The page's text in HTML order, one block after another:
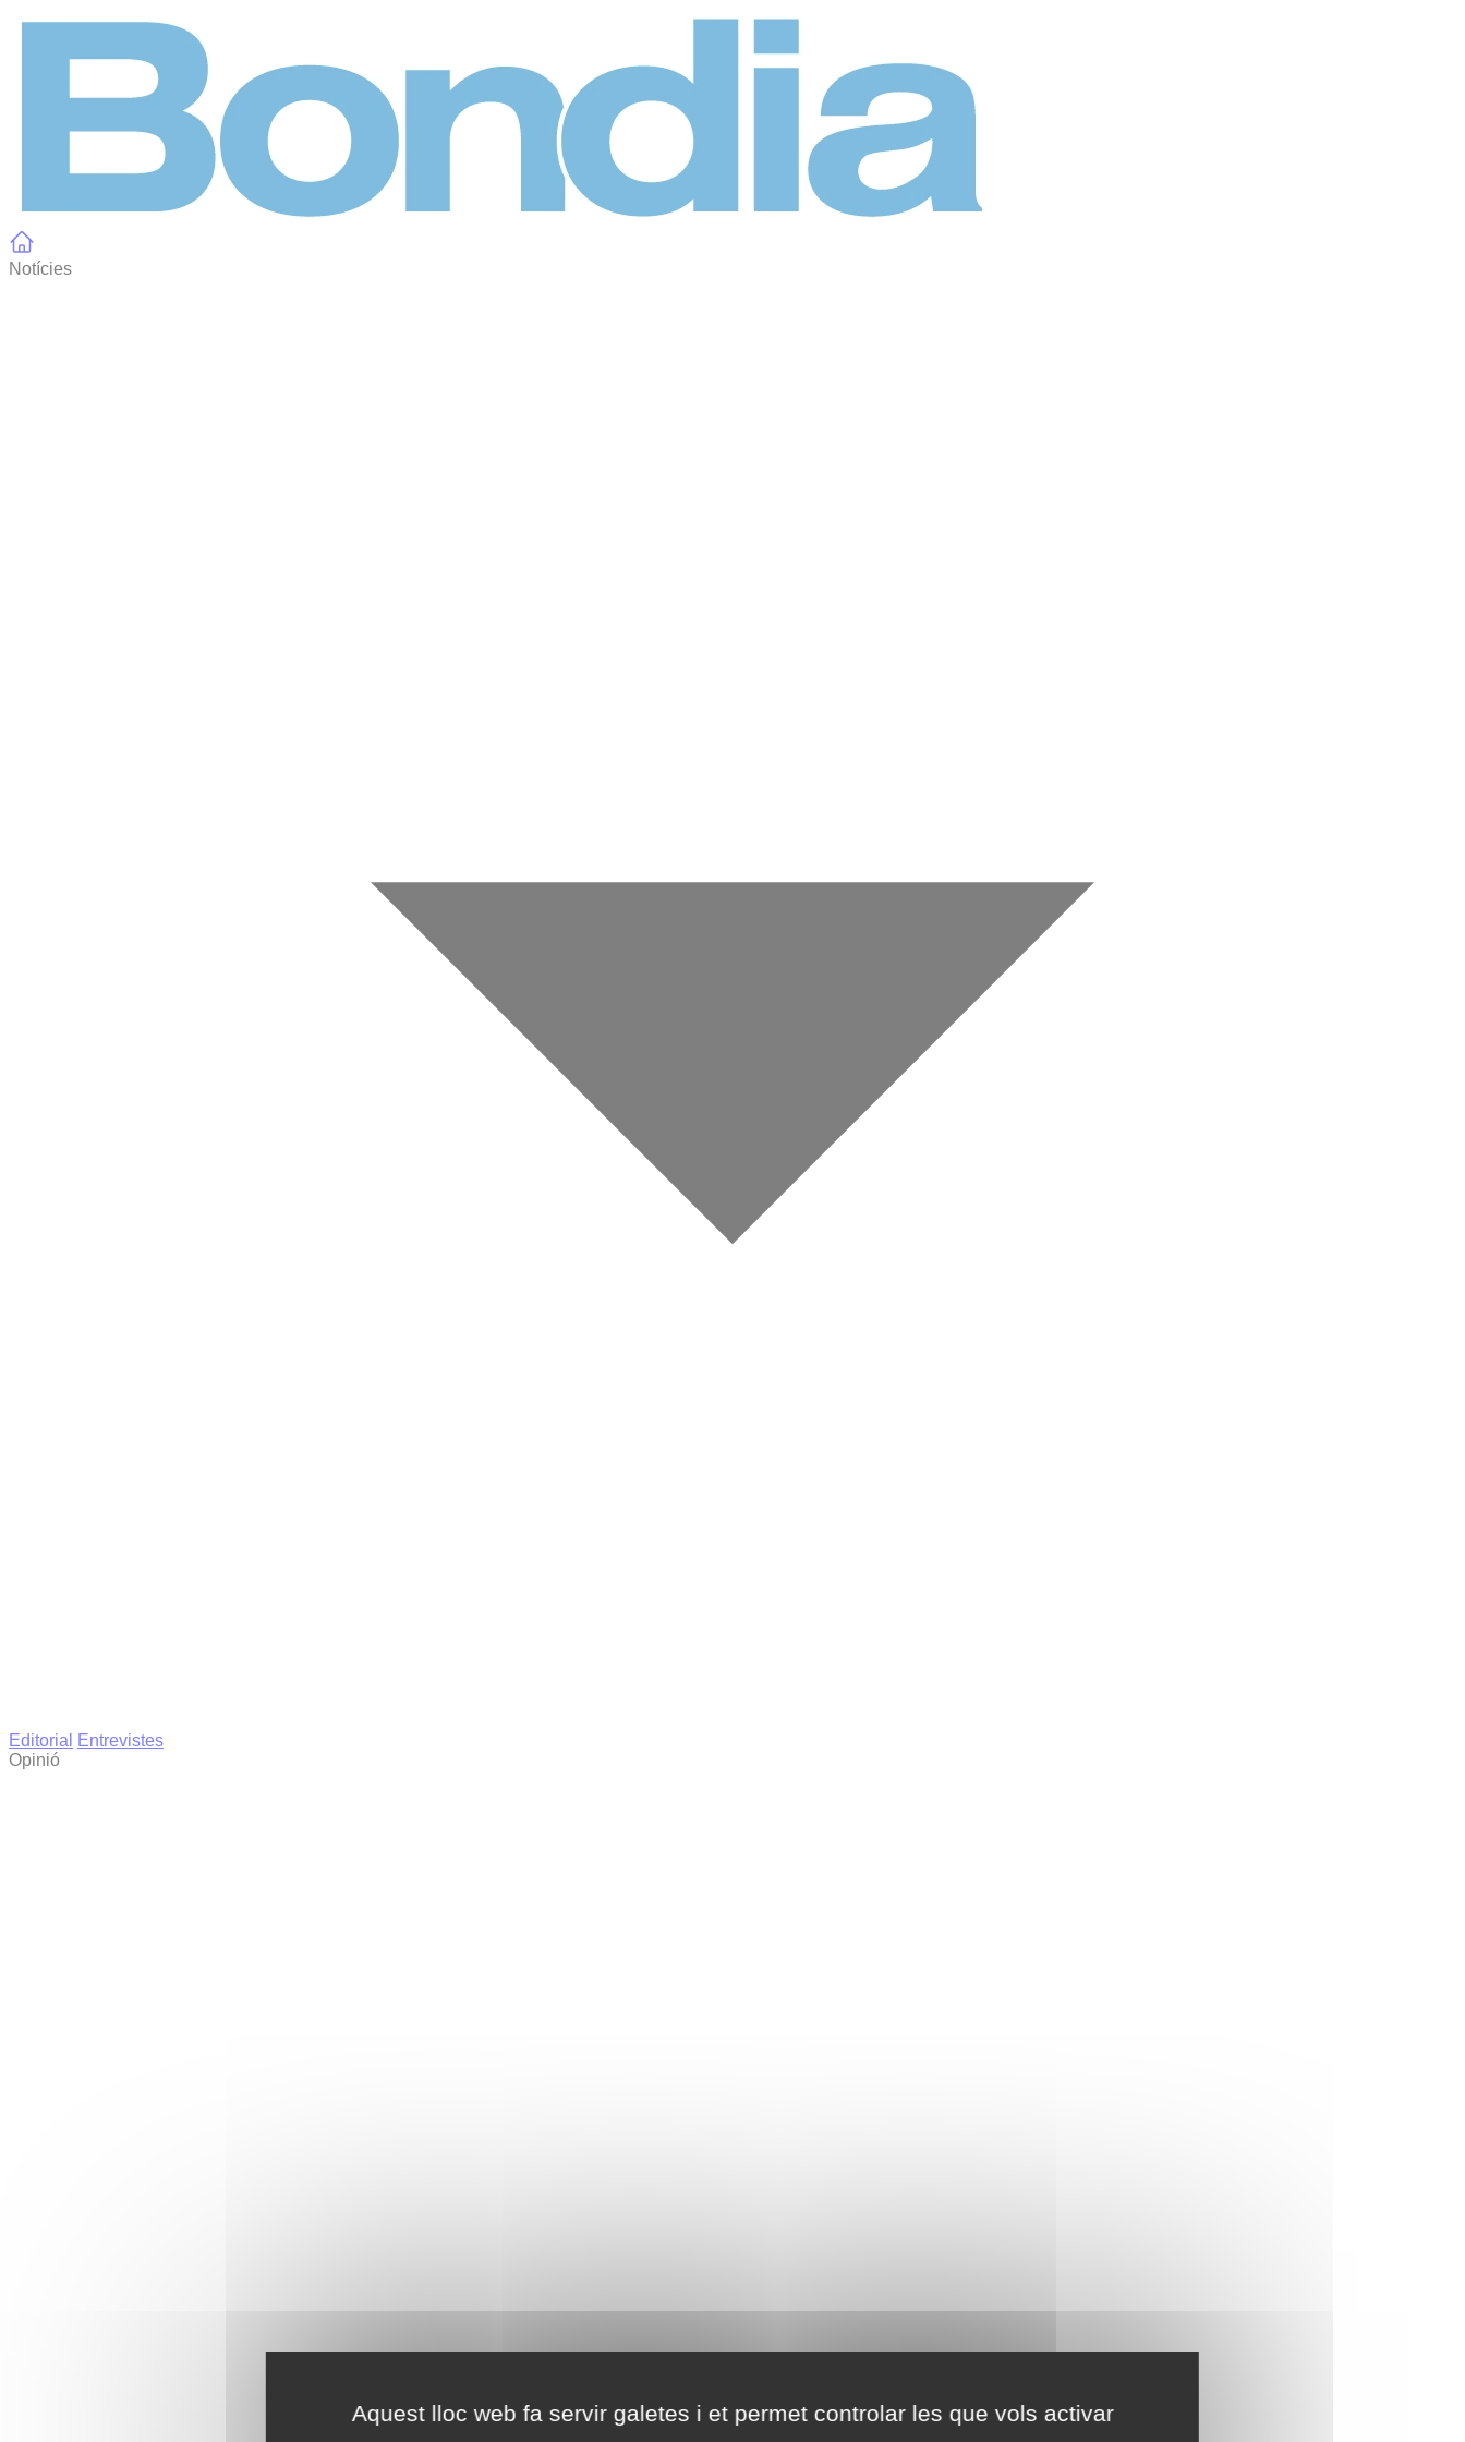
Aquest lloc web fa servir galetes i et permet controlar les que vols activar
Notícies
Editorial
Entrevistes
Opinió